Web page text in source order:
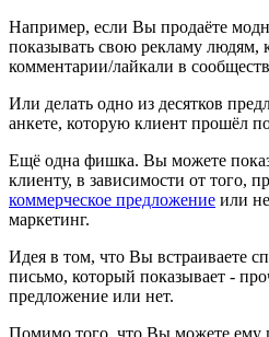
Например, если Вы продаёте
показывать свою рекламу людям,
комментарии/лайкали в
Или делать одно из десятков
анкете, которую клиент прошёл
Ещё одна фишка. Вы можете
клиенту, в зависимости от того,
коммерческое предложение или
маркетинг.
Идея в том, что Вы встраиваете
письмо, который показывает -
предложение или нет.
Помимо того, что Вы можете ему